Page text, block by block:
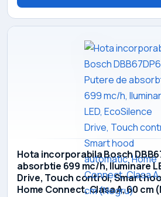
Hota incorporabila Bosch
absorbtie 699 mc/h, Iluminare
Drive, Touch control, Smart
Home Connect, Clasa A, 60 cm